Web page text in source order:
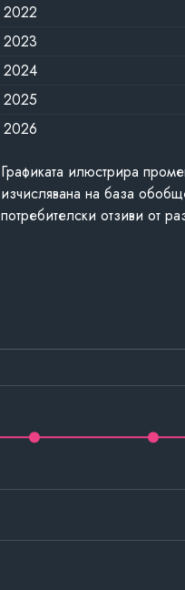
2022
2023
2024
2025
2026
Графиката илюстрира
изчислявана на база
потребителски отзиви от